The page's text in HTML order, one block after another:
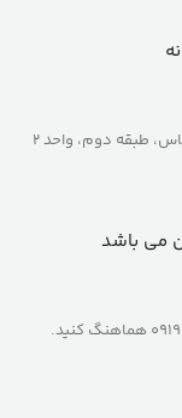
طبقه دوم، واحد 2
می باشد